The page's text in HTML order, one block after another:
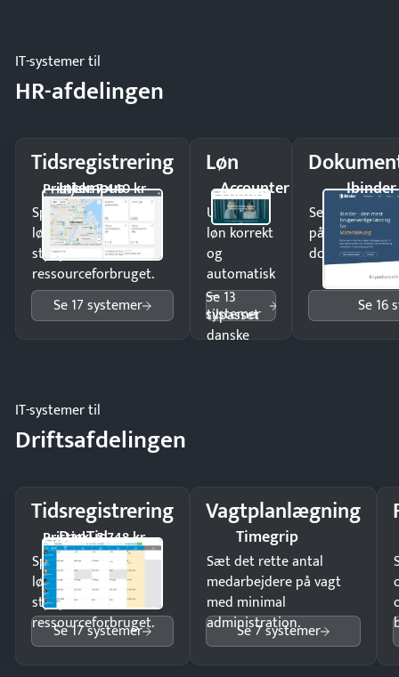
IT-systemer til
HR-afdelingen
Tidsregistrering
Intempus
Pristjek: 7.440 kr
Spar tid på
lønberegning og få
styr på
ressourceforbruget.
Se 17 systemer
Løn
Accounter
Udbetal
løn korrekt
og
automatisk
—
tilpasset
danske
Se 13
systemer
Ibinder
Send
på minutter
dokumenter.
Se 16
IT-systemer til
Driftsafdelingen
Tidsregistrering
DanTid
Pristjek: 5.748 kr
Spar tid på
lønberegning og få
styr på
ressourceforbruget.
Se 17 systemer
Vagtplanlægning
Timegrip
Sæt det rette antal
medarbejdere på vagt
med minimal
administration.
Se 7 systemer